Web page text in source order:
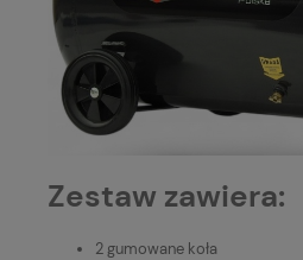
Zestaw zawiera:
2 gumowane koła